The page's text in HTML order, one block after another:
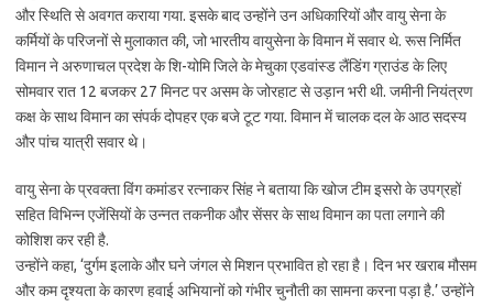
और स्थिति से अवगत कराया गया. इसके बाद उन्होंने उन अधिकारियों और वायु सेना के
कर्मियों के परिजनों से मुलाकात की, जो भारतीय वायुसेना के विमान में सवार थे. रूस निर्मित
विमान ने अरुणाचल प्रदेश के शि-योमि जिले के मेचुका एडवांस्ड लैंडिंग ग्राउंड के लिए
सोमवार रात 12 बजकर 27 मिनट पर असम के जोरहाट से उड़ान भरी थी. जमीनी नियंत्रण
कक्ष के साथ विमान का संपर्क दोपहर एक बजे टूट गया. विमान में चालक दल के आठ सदस्य
और पांच यात्री सवार थे।
वायु सेना के प्रवक्ता विंग कमांडर रत्नाकर सिंह ने बताया कि खोज टीम इसरो के उपग्रहों
सहित विभिन्न एजेंसियों के उन्नत तकनीक और सेंसर के साथ विमान का पता लगाने की
कोशिश कर रही है.
उन्होंने कहा, ‘दुर्गम इलाके और घने जंगल से मिशन प्रभावित हो रहा है। दिन भर खराब मौसम
और कम दृश्यता के कारण हवाई अभियानों को गंभीर चुनौती का सामना करना पड़ा है.’ उन्होंने